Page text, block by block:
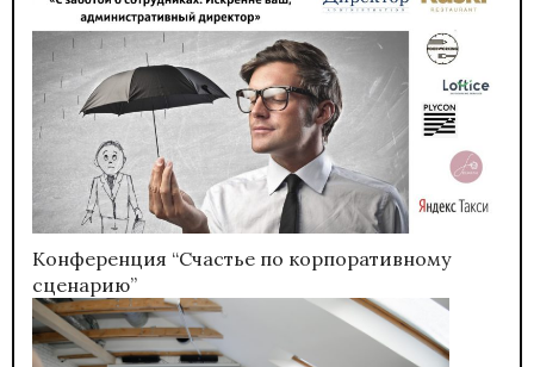
Конференция “Счастье по корпоративному
сценарию”